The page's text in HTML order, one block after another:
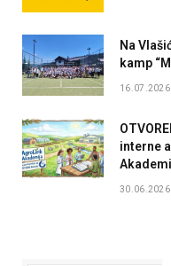
Na
kamp
16.07.2026
interne
30.06.2026